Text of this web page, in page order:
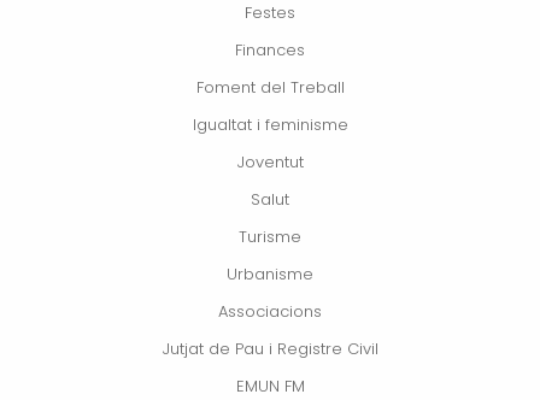
Festes
Finances
Foment del Treball
Igualtat i feminisme
Joventut
Salut
Turisme
Urbanisme
Associacions
Jutjat de Pau i Registre Civil
EMUN FM